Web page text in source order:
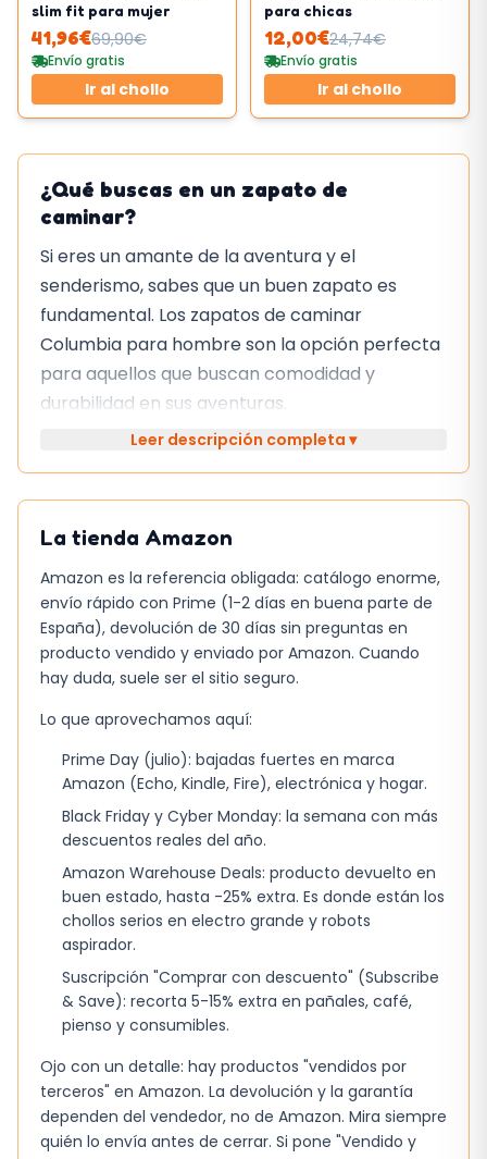
slim fit para mujer
41,96€69,90€
Envío gratis
Ir al chollo
para chicas
12,00€24,74€
Envío gratis
Ir al chollo
¿Qué buscas en un zapato de
caminar?
Si eres un amante de la aventura y el
senderismo, sabes que un buen zapato es
fundamental. Los zapatos de caminar
Columbia para hombre son la opción perfecta
para aquellos que buscan comodidad y
durabilidad en sus aventuras.
Diseño impermeable y transpirable para
mantener tus pies secos y frescos
amortiguación excepcional y retorno de
energía
Puntera robusta y suela Omni-Grip para un
agarre seguro en diferentes terrenos
¿A quién le vienen bien estos
zapatos?
Estos zapatos son ideales para aquellos que
buscan un calzado cómodo y duradero para
sus aventuras al aire libre. Ya sea para
senderismo, caminar por la ciudad o
simplemente para un día de trabajo, estos
zapatos son una excelente opción. La suela
Omni-Grip proporciona un agarre seguro en
diferentes terrenos, lo que los hace perfectos
confianza en sus pies.
¿Qué hace que estos zapatos sean
Leer descripción completa ▾
La tienda Amazon
Amazon es la referencia obligada: catálogo enorme,
envío rápido con Prime (1-2 días en buena parte de
España), devolución de 30 días sin preguntas en
producto vendido y enviado por Amazon. Cuando
hay duda, suele ser el sitio seguro.
Lo que aprovechamos aquí:
Prime Day (julio): bajadas fuertes en marca
Amazon (Echo, Kindle, Fire), electrónica y hogar.
Black Friday y Cyber Monday: la semana con más
descuentos reales del año.
Amazon Warehouse Deals: producto devuelto en
buen estado, hasta -25% extra. Es donde están los
chollos serios en electro grande y robots
aspirador.
Suscripción "Comprar con descuento" (Subscribe
& Save): recorta 5-15% extra en pañales, café,
pienso y consumibles.
Ojo con un detalle: hay productos "vendidos por
terceros" en Amazon. La devolución y la garantía
dependen del vendedor, no de Amazon. Mira siempre
quién lo envía antes de cerrar. Si pone "Vendido y